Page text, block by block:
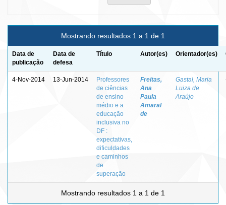
Mostrando resultados 1 a 1 de 1
Data de
publicação
Data de
defesa
Título Autor(es) Orientador(es)
4-Nov-2014 13-Jun-2014
Professores
de ciências
de ensino
médio e a
educação
inclusiva no
DF :
expectativas,
dificuldades
e caminhos
de
superação
Freitas,
Ana
Paula
Amaral
de
Gastal, Maria
Luiza de
Araújo
Mostrando resultados 1 a 1 de 1